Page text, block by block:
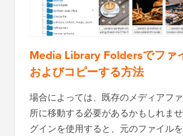
Media Library Foldersでファ
およびコピーする方法
場合によっては、既存のメディアフ
所に移動する必要があるかもしれま
グインを使用すると、元のファイルを